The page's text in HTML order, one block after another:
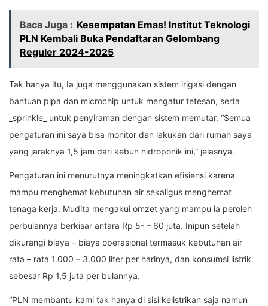
Baca Juga : Kesempatan Emas! Institut Teknologi
PLN Kembali Buka Pendaftaran Gelombang
Reguler 2024-2025
Tak hanya itu, Ia juga menggunakan sistem irigasi dengan
bantuan pipa dan microchip untuk mengatur tetesan, serta
_sprinkle_ untuk penyiraman dengan sistem memutar. “Semua
pengaturan ini saya bisa monitor dan lakukan dari rumah saya
yang jaraknya 1,5 jam dari kebun hidroponik ini,” jelasnya.
Pengaturan ini menurutnya meningkatkan efisiensi karena
mampu menghemat kebutuhan air sekaligus menghemat
tenaga kerja. Mudita mengakui omzet yang mampu ia peroleh
perbulannya berkisar antara Rp 5- – 60 juta. Inipun setelah
dikurangi biaya – biaya operasional termasuk kebutuhan air
rata – rata 1.000 – 3.000 liter per harinya, dan konsumsi listrik
sebesar Rp 1,5 juta per bulannya.
“PLN membantu kami tak hanya di sisi kelistrikan saja namun